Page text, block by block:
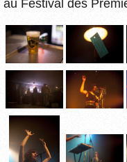
au Festival des